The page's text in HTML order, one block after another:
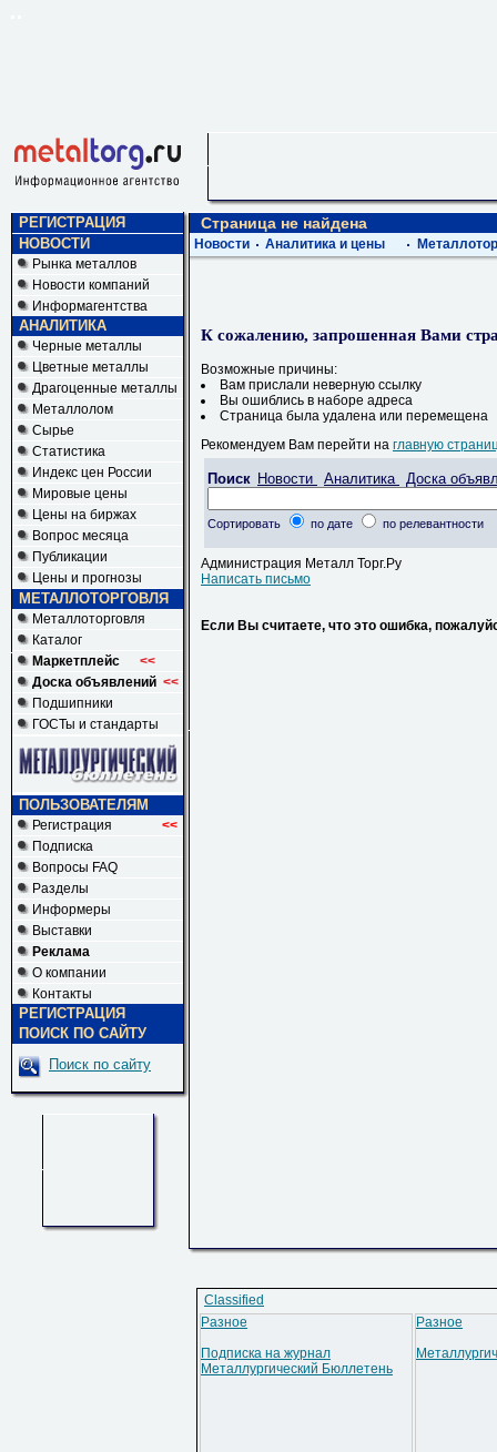
РЕГИСТРАЦИЯ
НОВОСТИ
Рынка металлов
Новости компаний
Информагентства
АНАЛИТИКА
Черные металлы
Цветные металлы
Драгоценные металлы
Металлолом
Сырье
Статистика
Индекс цен России
Мировые цены
Цены на биржах
Вопрос месяца
Публикации
Цены и прогнозы
МЕТАЛЛОТОРГОВЛЯ
Металлоторговля
Каталог
Маркетплейс
<<
Доска объявлений <<
Подшипники
ГОСТы и стандарты
ПОЛЬЗОВАТЕЛЯМ
Регистрация <<
Подписка
Вопросы FAQ
Разделы
Информеры
Выставки
Реклама
О компании
Контакты
РЕГИСТРАЦИЯ
ПОИСК ПО САЙТУ
Поиск по сайту
Страница не найдена
Новости Аналитика и цены
К сожалению, запрошенная Вами
Возможные причины:
Вам прислали неверную ссылку
Вы ошиблись в наборе адреса
Страница была удалена или перемещена
Рекомендуем Вам перейти на главную
Поиск Новости Аналитика Доска
Сортировать по дате по релевантности
Администрация Металл Торг.Ру
Написать письмо
Если Вы считаете, что это ошибка,
Classified
Разное
Подписка на журнал
Металлургический Бюллетень
Разное